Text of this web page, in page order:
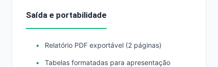
Saída e portabilidade
Relatório PDF exportável (2 páginas)
Tabelas formatadas para apresentação